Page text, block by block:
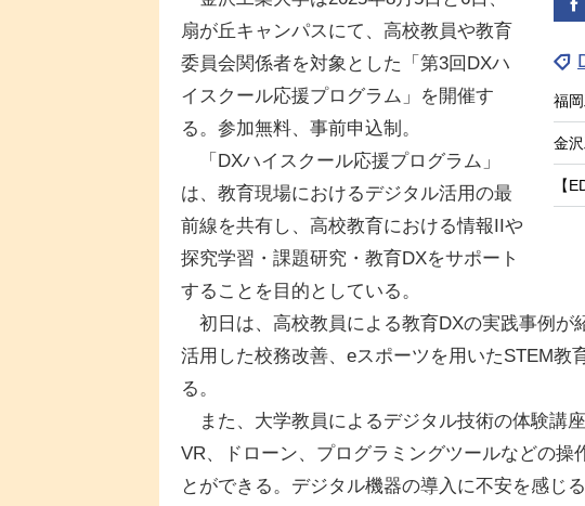
扇が丘キャンパスにて、高校教員や教育
委員会関係者を対象とした「第3回DXハ
イスクール応援プログラム」を開催す
る。参加無料、事前申込制。
「DXハイスクール応援プログラム」
は、教育現場におけるデジタル活用の最
前線を共有し、高校教育における情報IIや
探究学習・課題研究・教育DXをサポート
することを目的としている。
初日は、高校教員による教育DXの実践事例が
活用した校務改善、eスポーツを用いたSTEM教
る。
また、大学教員によるデジタル技術の体験講
VR、ドローン、プログラミングツールなどの操
とができる。デジタル機器の導入に不安を感じ